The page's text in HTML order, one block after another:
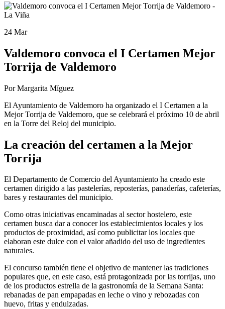
24 Mar
Valdemoro convoca el I Certamen Mejor
Torrija de Valdemoro
Por Margarita Míguez
El Ayuntamiento de Valdemoro ha organizado el I Certamen a la
Mejor Torrija de Valdemoro, que se celebrará el próximo 10 de abril
en la Torre del Reloj del municipio.
La creación del certamen a la Mejor
Torrija
El Departamento de Comercio del Ayuntamiento ha creado este
certamen dirigido a las pastelerías, reposterías, panaderías, cafeterías,
bares y restaurantes del municipio.
Como otras iniciativas encaminadas al sector hostelero, este
certamen busca dar a conocer los establecimientos locales y los
productos de proximidad, así como publicitar los locales que
elaboran este dulce con el valor añadido del uso de ingredientes
naturales.
El concurso también tiene el objetivo de mantener las tradiciones
populares que, en este caso, está protagonizada por las torrijas, uno
de los productos estrella de la gastronomía de la Semana Santa:
rebanadas de pan empapadas en leche o vino y rebozadas con
huevo, fritas y endulzadas.